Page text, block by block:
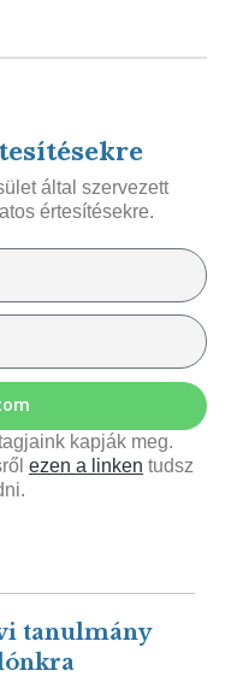
által szervezett
értesítésekre.
kapják meg.
ezen a linken tudsz
tanulmány